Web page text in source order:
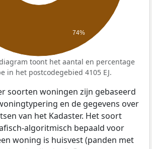
74%
toont het aantal en percentage
in het postcodegebied 4105 EJ.
soorten woningen zijn gebaseerd
en de gegevens over
van het Kadaster. Het soort
algoritmisch bepaald voor
woning is huisvest (panden met